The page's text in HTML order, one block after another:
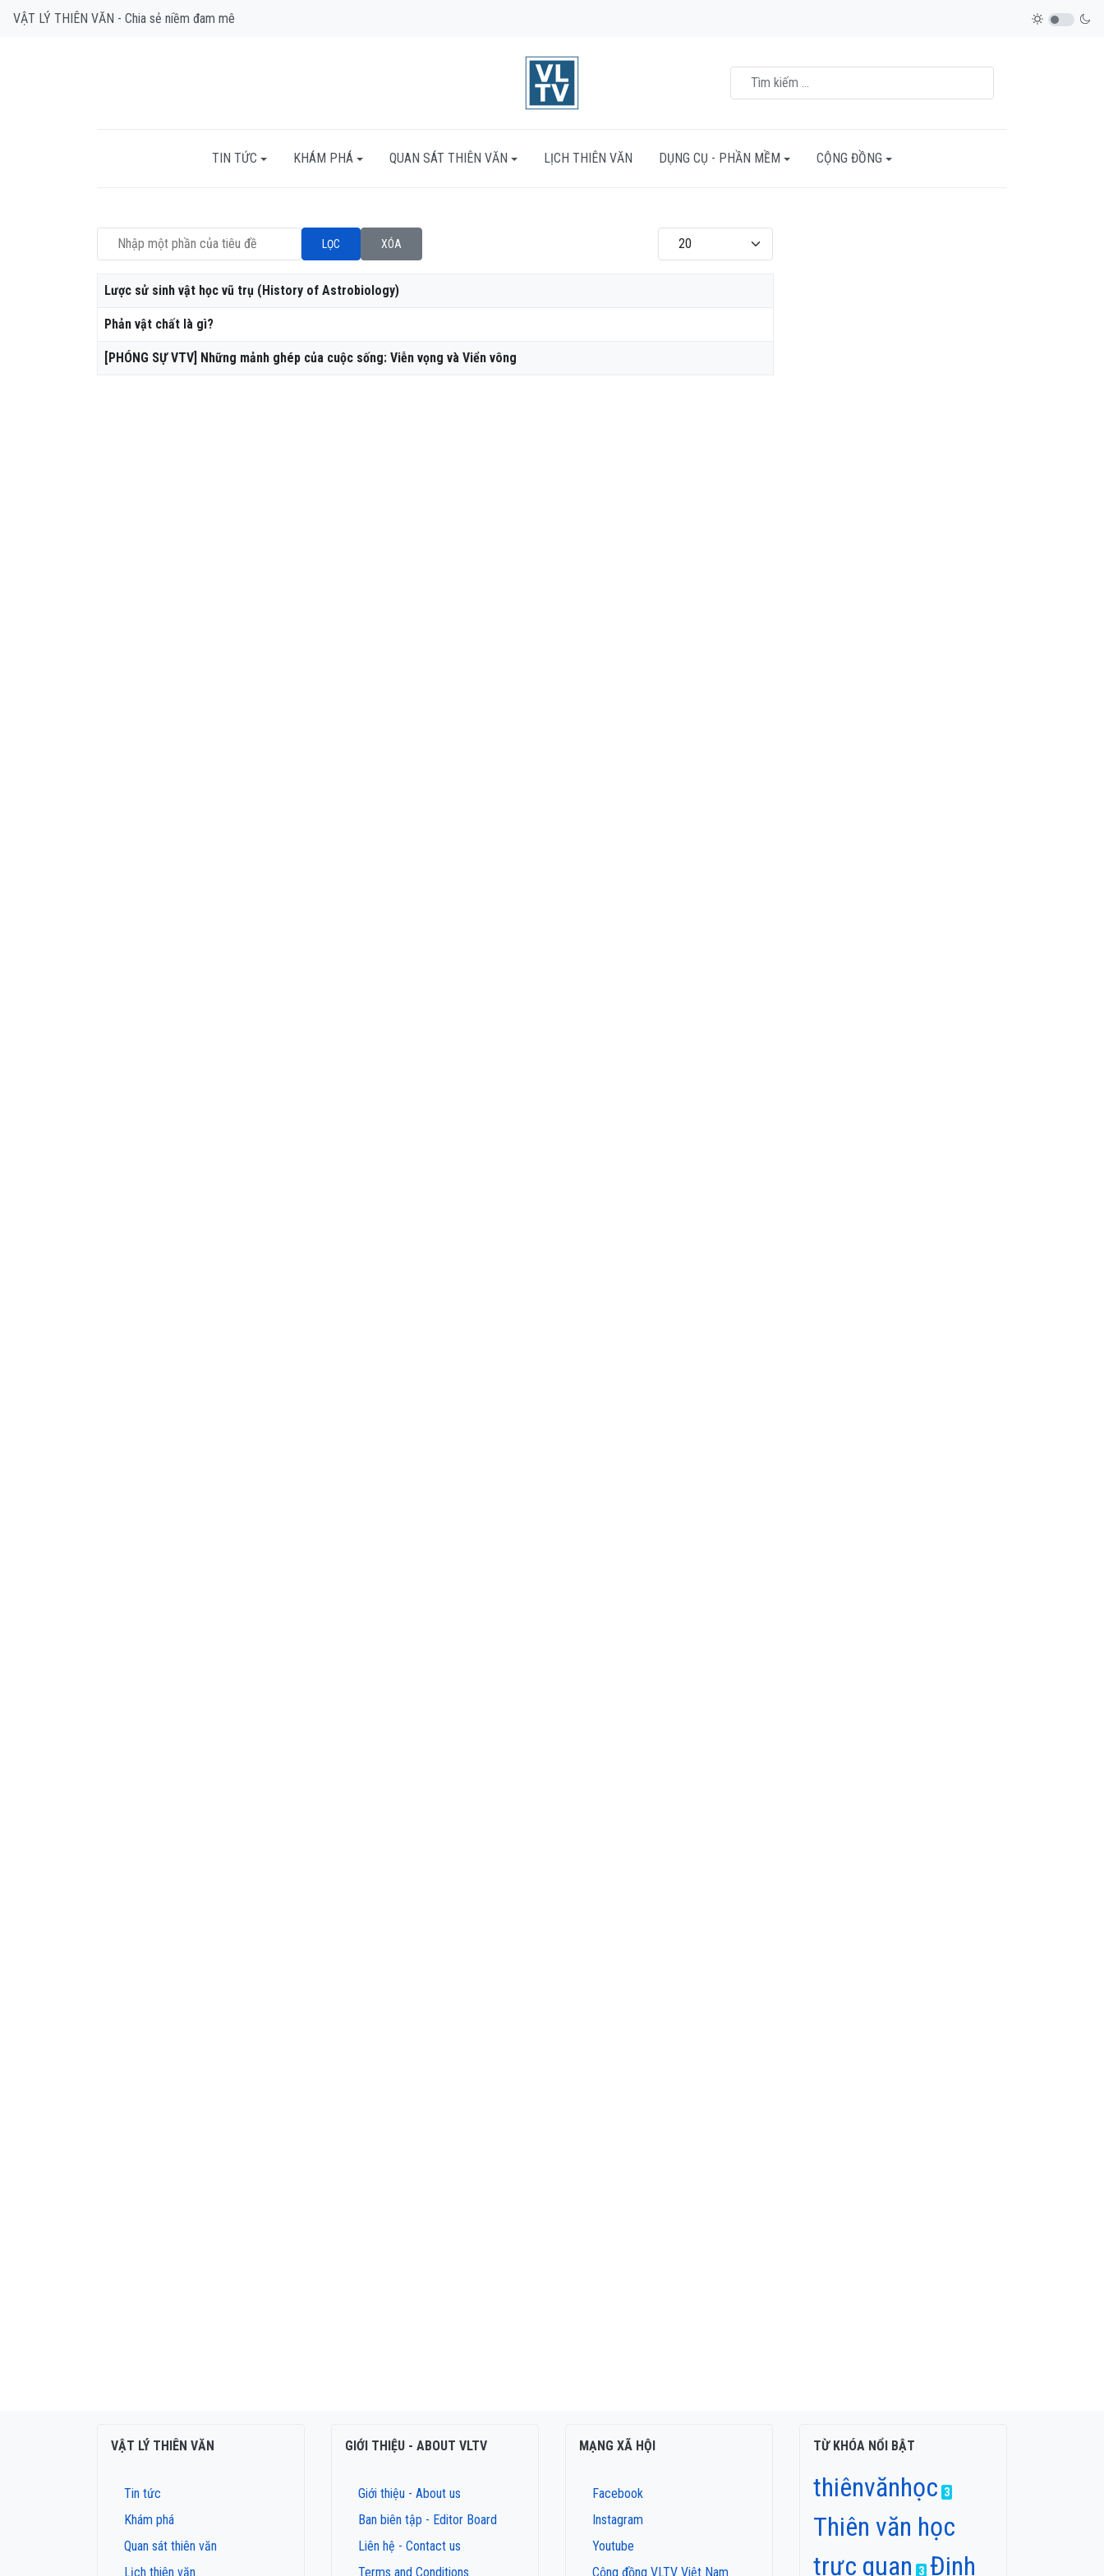
VẬT LÝ THIÊN VĂN - Chia sẻ niềm đam mê
TIN TỨC KHÁM PHÁ QUAN SÁT THIÊN VĂN LỊCH THIÊN VĂN DỤNG CỤ - PHẦN MỀM CỘNG ĐỒNG
Nhập một phần của tiêu đề LỌC XÓA Hiển thị #
Tiêu đề
Lược sử sinh vật học vũ trụ (History of Astrobiology)
Phản vật chất là gì?
[PHÓNG SỰ VTV] Những mảnh ghép của cuộc sống: Viễn vọng và Viển vông
VẬT LÝ THIÊN VĂN
Tin tức
Khám phá
Quan sát thiên văn
Lịch thiên văn
GIỚI THIỆU - ABOUT VLTV
Giới thiệu - About us
Ban biên tập - Editor Board
Liên hệ - Contact us
Terms and Conditions
MẠNG XÃ HỘI
Facebook
Instagram
Youtube
Cộng đồng VLTV Việt Nam
TỪ KHÓA NỔI BẬT
thiênvănhọc 3
Thiên văn học
trực quan
3 Đinh